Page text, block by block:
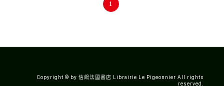
1
Copyright © by 信鴿法國書店 Librairie Le Pigeonnier All rights
reserved.